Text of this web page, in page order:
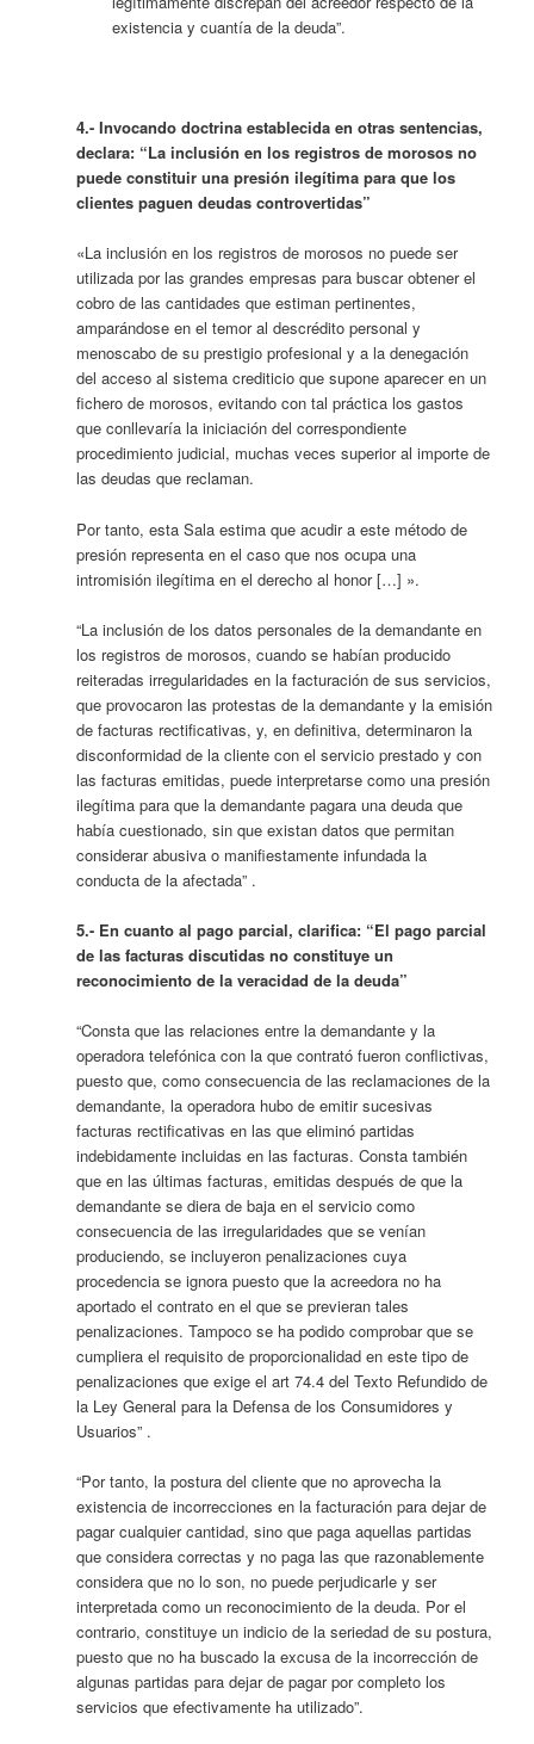
existencia y cuantía de la deuda”.
4.- Invocando doctrina establecida en otras sentencias,
declara: “La inclusión en los registros de morosos no
puede constituir una presión ilegítima para que los
clientes paguen deudas controvertidas”
«La inclusión en los registros de morosos no puede ser
utilizada por las grandes empresas para buscar obtener el
cobro de las cantidades que estiman pertinentes,
amparándose en el temor al descrédito personal y
menoscabo de su prestigio profesional y a la denegación
del acceso al sistema crediticio que supone aparecer en un
fichero de morosos, evitando con tal práctica los gastos
que conllevaría la iniciación del correspondiente
procedimiento judicial, muchas veces superior al importe de
las deudas que reclaman.
Por tanto, esta Sala estima que acudir a este método de
presión representa en el caso que nos ocupa una
intromisión ilegítima en el derecho al honor […] ».
“La inclusión de los datos personales de la demandante en
los registros de morosos, cuando se habían producido
reiteradas irregularidades en la facturación de sus servicios,
que provocaron las protestas de la demandante y la emisión
de facturas rectificativas, y, en definitiva, determinaron la
disconformidad de la cliente con el servicio prestado y con
las facturas emitidas, puede interpretarse como una presión
ilegítima para que la demandante pagara una deuda que
había cuestionado, sin que existan datos que permitan
considerar abusiva o manifiestamente infundada la
conducta de la afectada” .
5.- En cuanto al pago parcial, clarifica: “El pago parcial
de las facturas discutidas no constituye un
reconocimiento de la veracidad de la deuda”
“Consta que las relaciones entre la demandante y la
operadora telefónica con la que contrató fueron conflictivas,
puesto que, como consecuencia de las reclamaciones de la
demandante, la operadora hubo de emitir sucesivas
facturas rectificativas en las que eliminó partidas
indebidamente incluidas en las facturas. Consta también
que en las últimas facturas, emitidas después de que la
demandante se diera de baja en el servicio como
consecuencia de las irregularidades que se venían
produciendo, se incluyeron penalizaciones cuya
procedencia se ignora puesto que la acreedora no ha
aportado el contrato en el que se previeran tales
penalizaciones. Tampoco se ha podido comprobar que se
cumpliera el requisito de proporcionalidad en este tipo de
penalizaciones que exige el art 74.4 del Texto Refundido de
la Ley General para la Defensa de los Consumidores y
Usuarios” .
“Por tanto, la postura del cliente que no aprovecha la
existencia de incorrecciones en la facturación para dejar de
pagar cualquier cantidad, sino que paga aquellas partidas
que considera correctas y no paga las que razonablemente
considera que no lo son, no puede perjudicarle y ser
interpretada como un reconocimiento de la deuda. Por el
contrario, constituye un indicio de la seriedad de su postura,
puesto que no ha buscado la excusa de la incorrección de
algunas partidas para dejar de pagar por completo los
servicios que efectivamente ha utilizado”.